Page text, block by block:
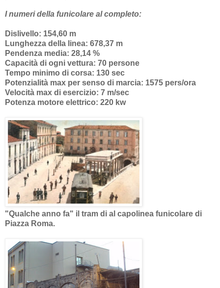
I numeri della funicolare al completo:
Dislivello: 154,60 m
Lunghezza della linea: 678,37 m
Pendenza media: 28,14 %
Capacità di ogni vettura: 70 persone
Tempo minimo di corsa: 130 sec
Potenzialità max per senso di marcia: 1575 pers/ora
Velocità max di esercizio: 7 m/sec
Potenza motore elettrico: 220 kw
"Qualche anno fa" il tram di al capolinea funicolare di
Piazza Roma.